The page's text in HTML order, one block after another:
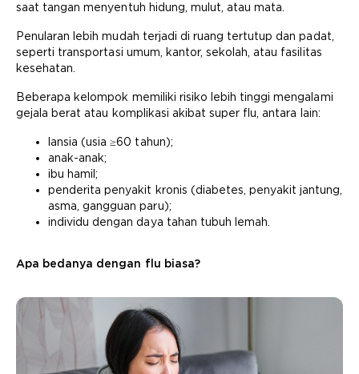
saat tangan menyentuh hidung, mulut, atau mata.
Penularan lebih mudah terjadi di ruang tertutup dan padat,
seperti transportasi umum, kantor, sekolah, atau fasilitas
kesehatan.
Beberapa kelompok memiliki risiko lebih tinggi mengalami
gejala berat atau komplikasi akibat super flu, antara lain:
lansia (usia ≥60 tahun);
anak-anak;
ibu hamil;
penderita penyakit kronis (diabetes, penyakit jantung,
asma, gangguan paru);
individu dengan daya tahan tubuh lemah.
Apa bedanya dengan flu biasa?